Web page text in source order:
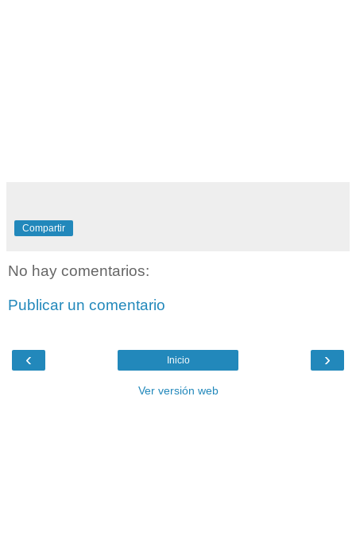
Compartir
No hay comentarios:
Publicar un comentario
‹ ›
Inicio
Ver versión web